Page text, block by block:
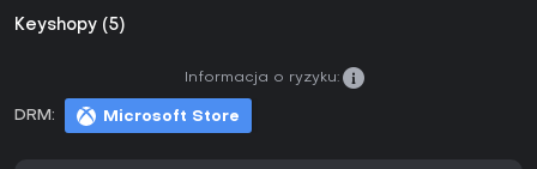
Keyshopy (5)
DRM: Microsoft Store
Informacja o ryzyku: